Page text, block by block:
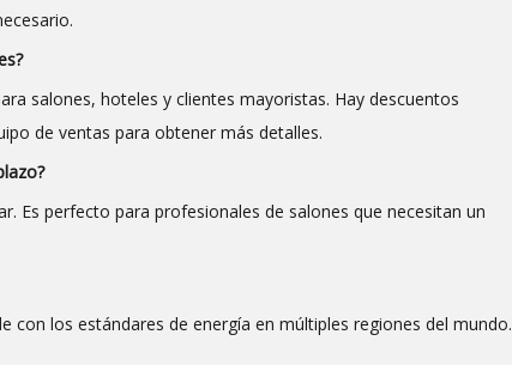
salones, hoteles y clientes mayoristas. Hay descuentos
de ventas para obtener más detalles.
Es perfecto para profesionales de salones que necesitan un
con los estándares de energía en múltiples regiones del mundo.